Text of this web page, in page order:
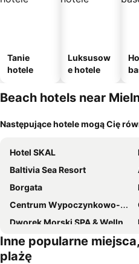
Tanie
hotele
Luksusow
e hotele
Beach hotels near
Następujące hotele mogą Cię
Hotel SKAL
Baltivia Sea Resort
Borgata
Centrum Wypoczynkowo-Konferencyjne Solaris
Dworek Morski SPA & Wellness
Willa Błękit Hotel by Dorota Szelągowska
Fiord
Inne popularne
plażę